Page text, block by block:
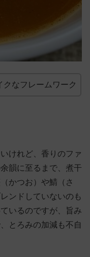
クなフレームワーク
けれど、香りのファ
韻に至るまで、煮干
かつお）や鯖（さ
ンドしていないのも
いるのですが、旨み
とろみの加減も不自